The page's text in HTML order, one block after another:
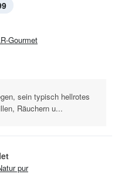
Gourmet
sein typisch hellrotes
Räuchern u...
pur